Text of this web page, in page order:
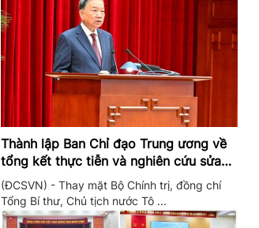
Thành lập Ban Chỉ đạo Trung ương về
tổng kết thực tiễn và nghiên cứu sửa
đổi, bổ sung Điều lệ Đảng
(ĐCSVN) - Thay mặt Bộ Chính trị, đồng chí
Tổng Bí thư, Chủ tịch nước Tô ...